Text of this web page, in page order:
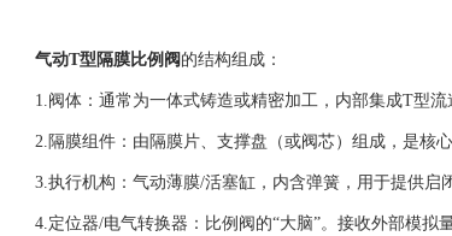
气动T型隔膜比例阀 的结构组成：
1.阀体：通常为一体式铸造或精密加工，内部集成T型流
2.隔膜组件：由隔膜片、支撑盘（或阀芯）组成，是核心
3.执行机构：气动薄膜/活塞缸，内含弹簧，用于提供启闭
4.定位器/电气转换器：比例阀的“大脑”。接收外部模拟